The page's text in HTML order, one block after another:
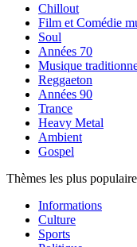
Chillout
Film et Comédie
Soul
Années 70
Musique
Reggaeton
Années 90
Trance
Heavy Metal
Ambient
Gospel
Thèmes les plus
Informations
Culture
Sports